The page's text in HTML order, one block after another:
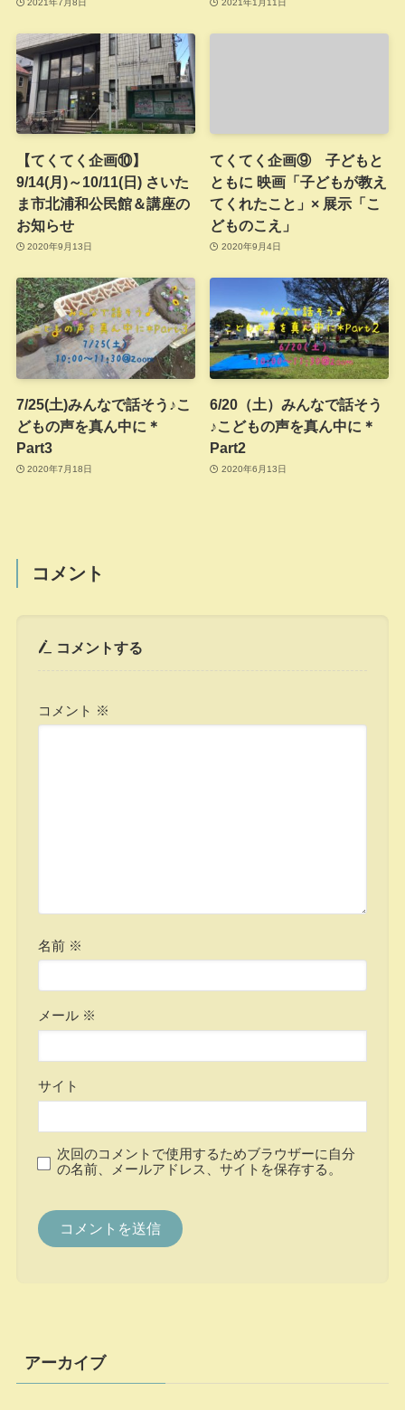
2021年7月8日 2021年1月11日
【てくてく企画⑩】
9/14(月)～10/11(日) さいた
ま市北浦和公民館＆講座の
お知らせ
2020年9月13日
てくてく企画⑨ 子どもと
ともに 映画「子どもが教え
てくれたこと」× 展示「こ
どものこえ」
2020年9月4日
7/25(土)みんなで話そう♪こ
どもの声を真ん中に＊
Part3
2020年7月18日
6/20（土）みんなで話そう
♪こどもの声を真ん中に＊
Part2
2020年6月13日
コメント
コメントする
コメント ※
名前 ※
メール ※
サイト
次回のコメントで使用するためブラウザーに自分
の名前、メールアドレス、サイトを保存する。
アーカイブ